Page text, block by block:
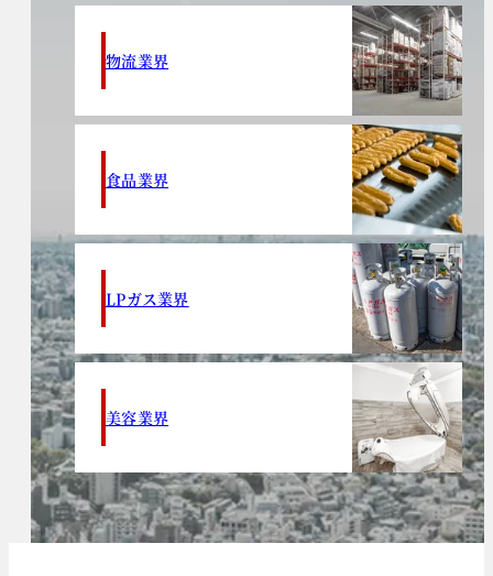
物流業界
食品業界
LPガス業界
美容業界